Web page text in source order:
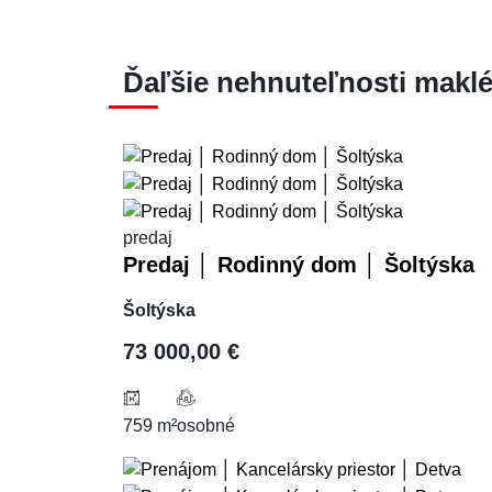
Ďaľšie nehnuteľnosti
predaj
Predaj │ Rodinný dom │ Šoltýska
Šoltýska
73 000,00 €
759 m²osobné